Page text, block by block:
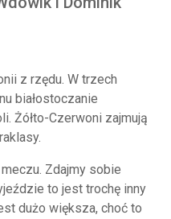
z rzędu. W trzech
białostoczanie
Żółto-Czerwoni zajmują
Zdajmy sobie
to jest trochę inny
dużo większa, choć to